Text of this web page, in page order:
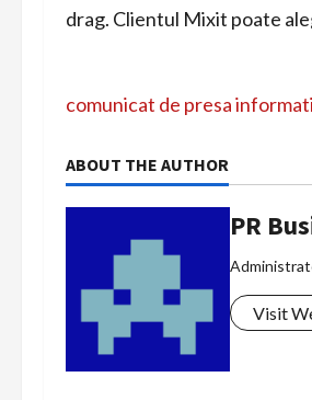
drag. Clientul Mixit poate
N
v
g
a
r
comunicat de presa
ABOUT THE AUTHOR
PR
Visit